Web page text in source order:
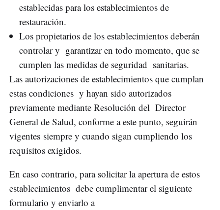
establecidas para los establecimientos de
restauración.
Los propietarios de los establecimientos deberán
controlar y garantizar en todo momento, que se
cumplen las medidas de seguridad sanitarias.
Las autorizaciones de establecimientos que cumplan
estas condiciones y hayan sido autorizados
previamente mediante Resolución del Director
General de Salud, conforme a este punto, seguirán
vigentes siempre y cuando sigan cumpliendo los
requisitos exigidos.
En caso contrario, para solicitar la apertura de estos
establecimientos debe cumplimentar el siguiente
formulario y enviarlo a